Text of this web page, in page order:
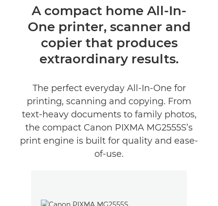
Общая информация
Технические характеристики
КУПИТЬ ЧЕРНИЛА
A compact home All-In-
One printer, scanner and
copier that produces
extraordinary results.
The perfect everyday All-In-One for
printing, scanning and copying. From
text-heavy documents to family photos,
the compact Canon PIXMA MG2555S’s
print engine is built for quality and ease-
of-use.